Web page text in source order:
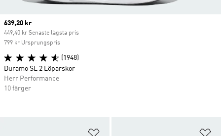
Current price
639,20 kr
449,40 kr Senaste lägsta pris
799 kr Ursprungspris
(1948)
Duramo SL 2 Löparskor
Herr Performance
10 färger